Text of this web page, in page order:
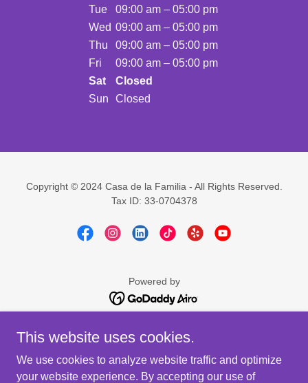
Tue
09:00 am – 05:00 pm
Wed 09:00 am – 05:00 pm
Thu
09:00 am – 05:00 pm
Fri
09:00 am – 05:00 pm
Sat
Closed
Sun
Closed
Copyright © 2024 Casa de la Familia - All Rights Reserved.
Tax ID: 33-0704378
Powered by
AMOR SIN VIOLENCIA
DART
EVALUACIÓN DE INMIGRACIÓN
This website uses cookies.
We use cookies to analyze website traffic and optimize
your website experience. By accepting our use of